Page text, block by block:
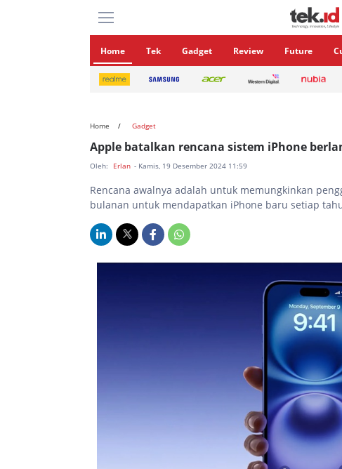
Home Tek Gadget Review Future
Home Gadget
Apple batalkan rencana sistem iPhone
Oleh: Erlan - Kamis, 19 Desember 2024 11:59
Rencana awalnya adalah untuk memungkinkan
bulanan untuk mendapatkan iPhone baru setiap